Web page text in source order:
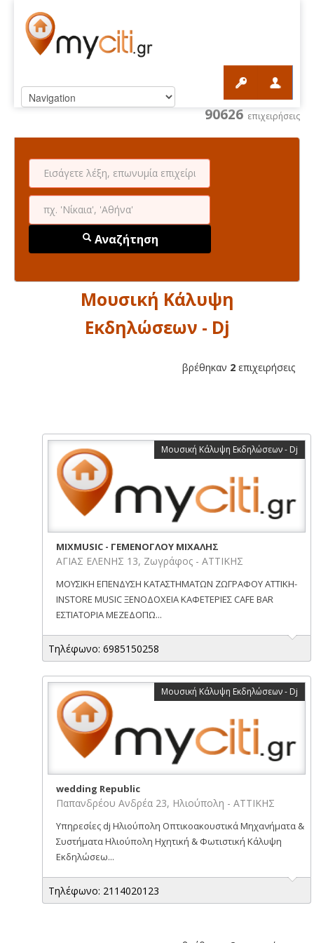
90626 επιχειρήσεις
Αναζήτηση
Μουσική Κάλυψη
Εκδηλώσεων - Dj
βρέθηκαν 2 επιχειρήσεις
Μουσική Κάλυψη Εκδηλώσεων - Dj
MIXMUSIC - ΓΕΜΕΝΟΓΛΟΥ ΜΙΧΑΛΗΣ
ΑΓΙΑΣ ΕΛΕΝΗΣ 13, Ζωγράφος - ΑΤΤΙΚΗΣ
ΜΟΥΣΙΚΗ ΕΠΕΝΔΥΣΗ ΚΑΤΑΣΤΗΜΑΤΩΝ ΖΩΓΡΑΦΟΥ ΑΤΤΙΚΗ-
INSTORE MUSIC ΞΕΝΟΔΟΧΕΙΑ ΚΑΦΕΤΕΡΙΕΣ CAFE BAR
ΕΣΤΙΑΤΟΡΙΑ ΜΕΖΕΔΟΠΩ...
Τηλέφωνο: 6985150258
Μουσική Κάλυψη Εκδηλώσεων - Dj
wedding Republic
Παπανδρέου Ανδρέα 23, Ηλιούπολη - ΑΤΤΙΚΗΣ
Υπηρεσίες dj Ηλιούπολη Οπτικοακουστικά Μηχανήματα &
Συστήματα Ηλιούπολη Ηχητική & Φωτιστική Κάλυψη
Εκδηλώσεω...
Τηλέφωνο: 2114020123